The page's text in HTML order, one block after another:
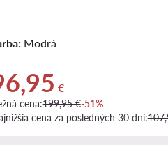
Modrá
cena 96,95 €
€
cena:199,95 €-51%
cena za posledných 30 dní: